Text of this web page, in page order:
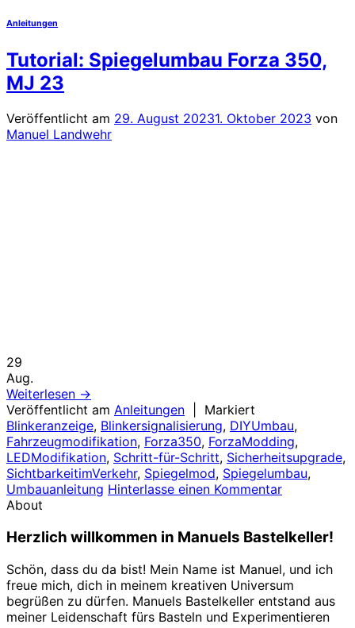
Anleitungen
Tutorial: Spiegelumbau Forza 350,
MJ 23
Veröffentlicht am 29. August 20231. Oktober 2023 von
Manuel Landwehr
29
Aug.
Weiterlesen →
Veröffentlicht am Anleitungen
Markiert
Blinkeranzeige, Blinkersignalisierung, DIYUmbau,
Fahrzeugmodifikation, Forza350, ForzaModding,
LEDModifikation, Schritt-für-Schritt, Sicherheitsupgrade,
SichtbarkeitimVerkehr, Spiegelmod, Spiegelumbau,
Umbauanleitung Hinterlasse einen Kommentar
About
Herzlich willkommen in Manuels Bastelkeller!
Schön, dass du da bist! Mein Name ist Manuel, und ich
freue mich, dich in meinem kreativen Universum
begrüßen zu dürfen. Manuels Bastelkeller entstand aus
meiner Leidenschaft fürs Basteln und Experimentieren